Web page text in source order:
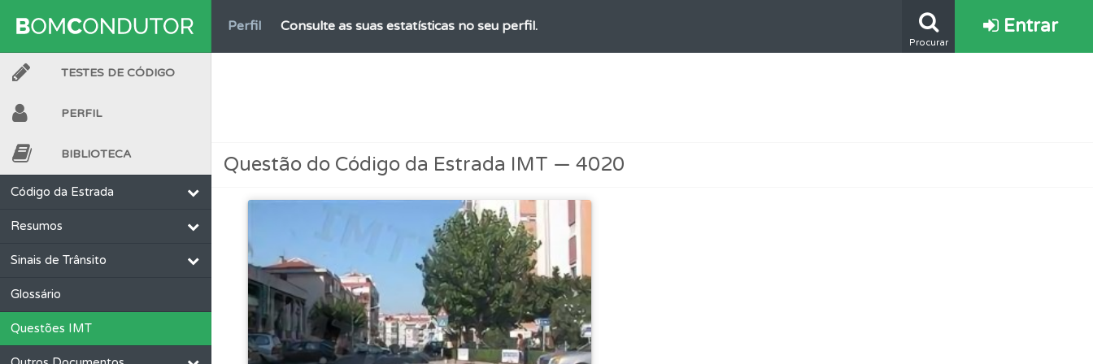
Perfil Consulte as suas estatísticas no seu perfil.
Consulte a ajuda se tiver dúvidas relacionadas com a plataforma.
Testes O teste "Novas" apresenta-lhe questões a que ainda não respondeu.
Testes O teste "Difícil" apresenta-lhe as questões mais falhadas na plataforma.
Procurar
Entrar
TESTES DE CÓDIGO
PERFIL
BIBLIOTECA
Código da Estrada
Resumos
Sinais de Trânsito
Glossário
Questões IMT
Questão do Código da Estrada IMT — 4020